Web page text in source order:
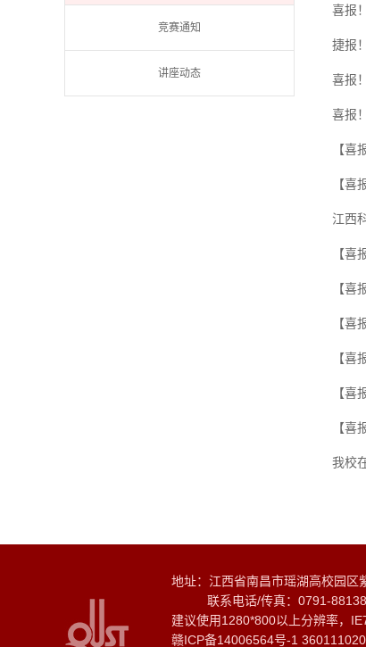
竞赛通知
讲座动态
喜报
捷报
喜报
喜报
【
【
江西
【
【
【喜
【
【喜
【
我校
地址：江西省南昌市瑶湖高校园
联系电话/传真：0791-
建议使用1280*800以上分辨率，
赣ICP备14006564号-1